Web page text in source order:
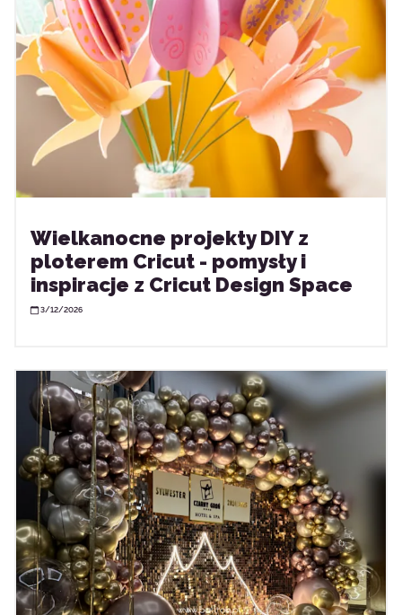
Wielkanocne projekty DIY z
ploterem Cricut - pomysły i
inspiracje z Cricut Design Space
3/12/2026